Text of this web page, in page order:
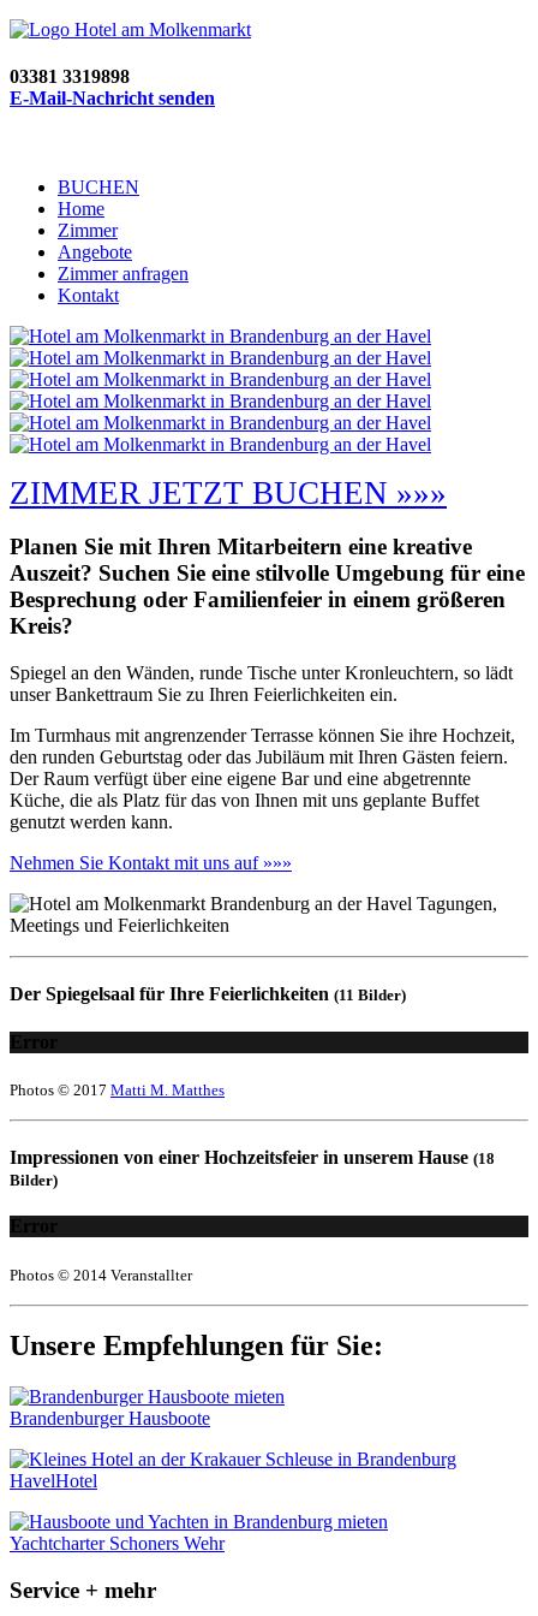
03381 3319898
E-Mail-Nachricht senden
BUCHEN
Home
Zimmer
Angebote
Zimmer anfragen
Kontakt
ZIMMER JETZT BUCHEN »»»
Planen Sie mit Ihren Mitarbeitern eine kreative
Auszeit? Suchen Sie eine stilvolle Umgebung für eine
Besprechung oder Familienfeier in einem größeren
Kreis?
Spiegel an den Wänden, runde Tische unter Kronleuchtern, so lädt
unser Bankettraum Sie zu Ihren Feierlichkeiten ein.
Im Turmhaus mit angrenzender Terrasse können Sie ihre Hochzeit,
den runden Geburtstag oder das Jubiläum mit Ihren Gästen feiern.
Der Raum verfügt über eine eigene Bar und eine abgetrennte
Küche, die als Platz für das von Ihnen mit uns geplante Buffet
genutzt werden kann.
Nehmen Sie Kontakt mit uns auf »»»
Der Spiegelsaal für Ihre Feierlichkeiten (11 Bilder)
Error
Photos © 2017 Matti M. Matthes
Impressionen von einer Hochzeitsfeier in unserem Hause (18
Bilder)
Error
Photos © 2014 Veranstallter
Unsere Empfehlungen für Sie:
Brandenburger Hausboote
HavelHotel
Yachtcharter Schoners Wehr
Service + mehr